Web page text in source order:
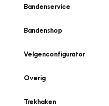
Bandenservice
Bandenshop
Velgenconfigurator
Overig
Trekhaken